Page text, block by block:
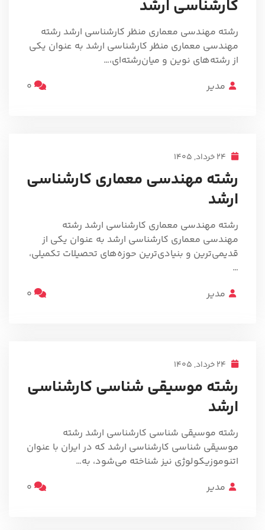
کارشناسی ارشد
رشته مهندسی معماری منظر کارشناسی ارشد رشته
مهندسی معماری منظر کارشناسی ارشد به عنوان یکی
از رشته‌های نوین و میان‌رشته‌ای،…
مدیر
رشته مهندسی معماری کارشناسی
ارشد
رشته مهندسی معماری کارشناسی ارشد رشته
مهندسی معماری کارشناسی ارشد به عنوان یکی از
قدیمی‌ترین و بنیادی‌ترین حوزه‌های تحصیلات تکمیلی،
…
مدیر
رشته موسیقی شناسی کارشناسی
ارشد
رشته موسیقی شناسی کارشناسی ارشد رشته
موسیقی شناسی کارشناسی ارشد که در ایران با عنوان
اتنوموزیکولوژی نیز شناخته می‌شود، به…
مدیر